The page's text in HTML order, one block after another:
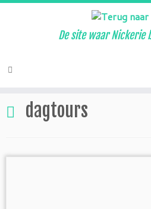
Ga
De site waar Nickerie
dagtours